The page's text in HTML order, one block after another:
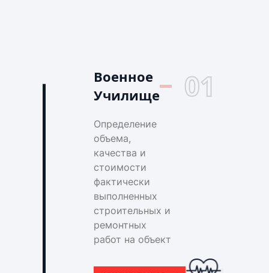
Военное
Училище
01
Определение
объема,
качества и
стоимости
фактически
выполненных
строительных и
ремонтных
работ на объект